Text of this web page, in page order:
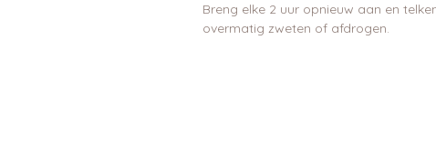
Breng elke 2 uur opnieuw aan en
overmatig zweten of afdrogen.